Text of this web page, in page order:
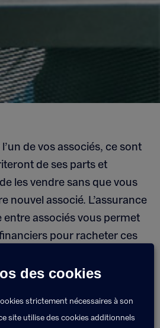
de vos associés, ce sont
de ses parts et
les vendre sans que vous
nouvel associé. L’assurance
entre associés vous permet
pour racheter ces
Solutions
des cookies
strictement nécessaires à son
site utilise des cookies additionnels